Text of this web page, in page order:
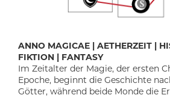
ANNO MAGICAE | AETHERZEIT |
FIKTION | FANTASY
Im Zeitalter der Magie, der ersten
Epoche, beginnt die Geschichte
Götter, während beide Monde die